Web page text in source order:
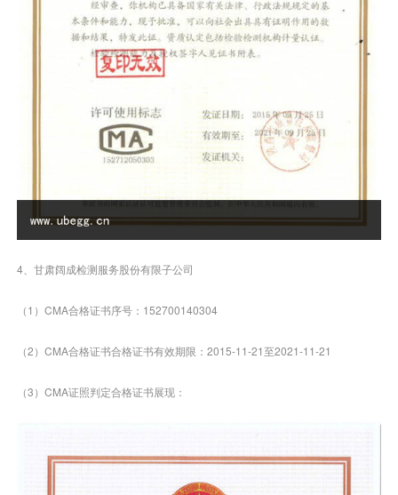
4、甘肃阔成检测服务股份有限子公司
（1）CMA合格证书序号：152700140304
（2）CMA合格证书合格证书有效期限：2015-11-21至2021-11-21
（3）CMA证照判定合格证书展现：